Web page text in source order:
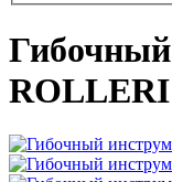
ROLLERI